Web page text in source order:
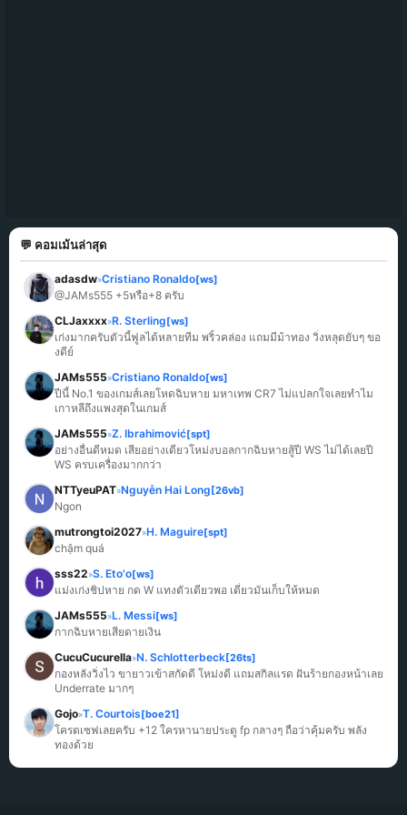
💬 คอมเม้นล่าสุด
adasdw»Cristiano Ronaldo[ws]
@JAMs555 +5หรือ+8 ครับ
CLJaxxxx»R. Sterling[ws]
เก่งมากครับตัวนี้ฟูลได้หลายทีม พริ้วคล่อง แถมมีม้าทอง วิ่งหลุดยับๆ ขอ
งดีย์
JAMs555»Cristiano Ronaldo[ws]
ปีนี้ No.1 ของเกมส์เลยโหดฉิบหาย มหาเทพ CR7 ไม่แปลกใจเลยทำไม
เกาหลีถึงแพงสุดในเกมส์
JAMs555»Z. Ibrahimović[spt]
อย่างอื่นดีหมด เสียอย่างเดียวโหม่งบอลกากฉิบหายสู้ปี WS ไม่ได้เลยปี
WS ครบเครื่องมากกว่า
NTTyeuPAT»Nguyễn Hai Long[26vb]
Ngon
mutrongtoi2027»H. Maguire[spt]
chậm quá
sss22»S. Eto'o[ws]
แม่งเก่งชิปหาย กด W แทงตัวเดียวพอ เดี๋ยวมันเก็บให้หมด
JAMs555»L. Messi[ws]
กากฉิบหายเสียดายเงิน
CucuCucurella»N. Schlotterbeck[26ts]
กองหลังวิ่งไว ขายาวเข้าสกัดดี โหม่งดี แถมสกิลแรด ฝันร้ายกองหน้าเลย
Underrate มากๆ
Gojo»T. Courtois[boe21]
โครตเซฟเลยครับ +12 ใครหานายประตู fp กลางๆ ถือว่าคุ้มครับ พลัง
ทองด้วย